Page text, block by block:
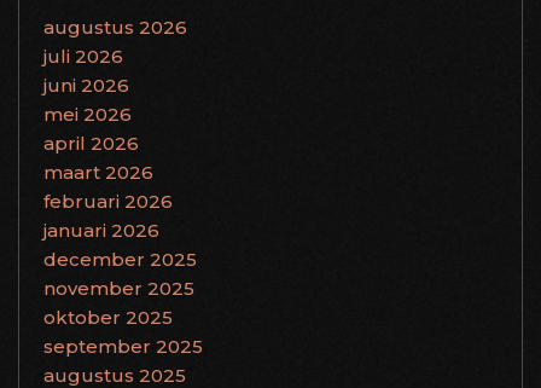
augustus 2026
juli 2026
juni 2026
mei 2026
april 2026
maart 2026
februari 2026
januari 2026
december 2025
november 2025
oktober 2025
september 2025
augustus 2025